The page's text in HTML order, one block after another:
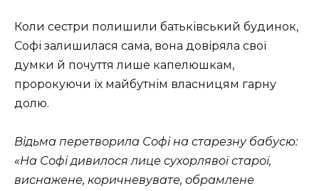
Коли сестри полишили батьківський будинок,
Софі залишилася сама, вона довіряла свої
думки й почуття лише капелюшкам,
пророкуючи їх майбутнім власницям гарну
долю.
Відьма перетворила Софі на старезну бабусю:
«На Софі дивилося лице сухорлявої старої,
виснажене, коричневувате, обрамлене